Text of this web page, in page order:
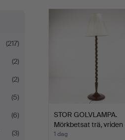
(217)
(2)
(2)
(5)
(6)
(3)
STOR GOLVLAMPA.
Mörkbetsat trä, vriden
hal…
1 dag